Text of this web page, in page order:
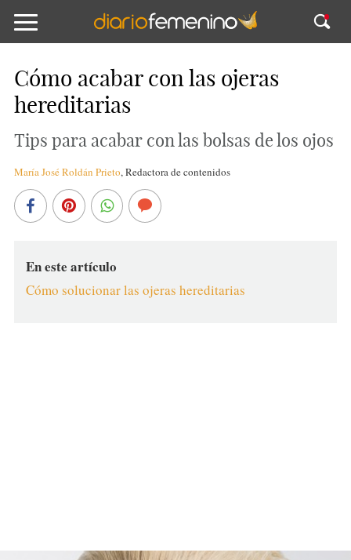
Cómo acabar con las ojeras
hereditarias
Tips para acabar con las bolsas de los ojos
María José Roldán Prieto,Redactora de contenidos
En este artículo
Cómo solucionar las ojeras hereditarias